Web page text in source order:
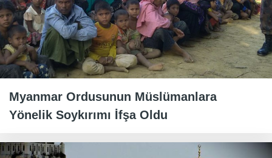
Myanmar Ordusunun Müslümanlara
Yönelik Soykırımı İfşa Oldu